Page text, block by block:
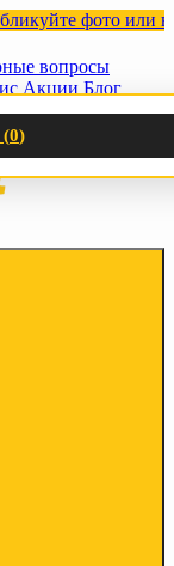
фото или видео
вопросы
Акции Блог
(0)